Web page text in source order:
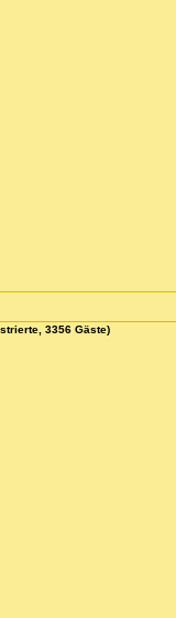
3356 Gäste)